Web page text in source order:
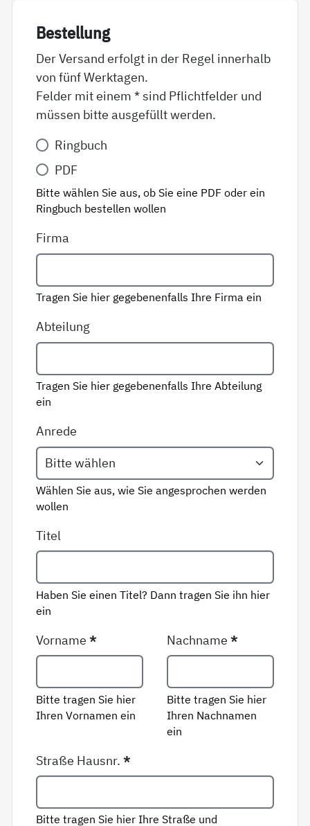
Be­stel­lung
Der Versand erfolgt in der Regel innerhalb
von fünf Werktagen.
Felder mit einem * sind Pflichtfelder und
müssen bitte ausgefüllt werden.
Variante*
Ringbuch
PDF
Bitte wählen Sie aus, ob Sie eine PDF oder ein
Ringbuch bestellen wollen
Firma
Tragen Sie hier gegebenenfalls Ihre Firma ein
Abteilung
Tragen Sie hier gegebenenfalls Ihre Abteilung
ein
Anrede
Wählen Sie aus, wie Sie angesprochen werden
wollen
Titel
Haben Sie einen Titel? Dann tragen Sie ihn hier
ein
Vorname*
Bitte tragen Sie hier
Ihren Vornamen ein
Nachname*
Bitte tragen Sie hier
Ihren Nachnamen
ein
Straße Hausnr.*
Bitte tragen Sie hier Ihre Straße und